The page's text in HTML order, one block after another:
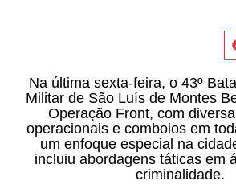
Na última sexta-feira, o 43º
Militar de São Luís de Montes
Operação Front, com
operacionais e comboios em
um enfoque especial na
incluiu abordagens táticas em
criminalidade.